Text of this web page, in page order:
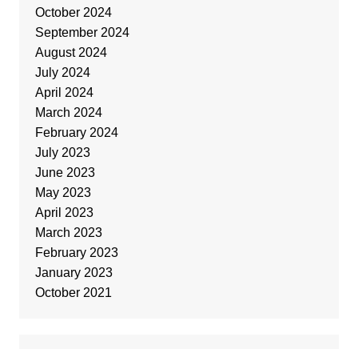
October 2024
September 2024
August 2024
July 2024
April 2024
March 2024
February 2024
July 2023
June 2023
May 2023
April 2023
March 2023
February 2023
January 2023
October 2021